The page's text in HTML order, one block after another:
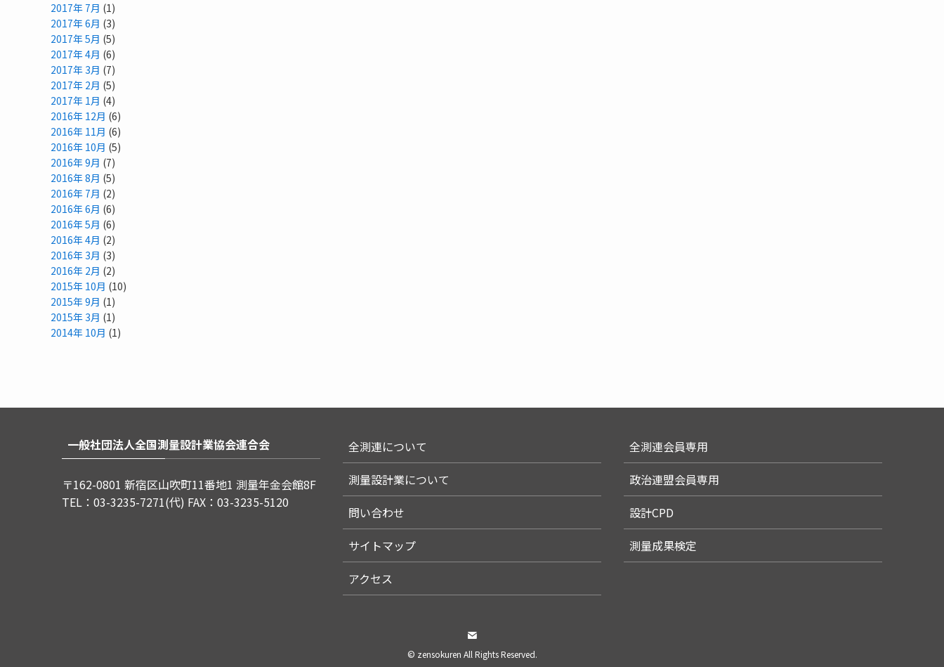
2017年 7月 (1)
2017年 6月 (3)
2017年 5月 (5)
2017年 4月 (6)
2017年 3月 (7)
2017年 2月 (5)
2017年 1月 (4)
2016年 12月 (6)
2016年 11月 (6)
2016年 10月 (5)
2016年 9月 (7)
2016年 8月 (5)
2016年 7月 (2)
2016年 6月 (6)
2016年 5月 (6)
2016年 4月 (2)
2016年 3月 (3)
2016年 2月 (2)
2015年 10月 (10)
2015年 9月 (1)
2015年 3月 (1)
2014年 10月 (1)
一般社団法人全国測量設計業協会連合会
〒162-0801 新宿区山吹町11番地1 測量年金会館8F
TEL：03-3235-7271(代) FAX：03-3235-5120
全測連について
測量設計業について
問い合わせ
サイトマップ
アクセス
全測連会員専用
政治連盟会員専用
設計CPD
測量成果検定
© zensokuren All Rights Reserved.